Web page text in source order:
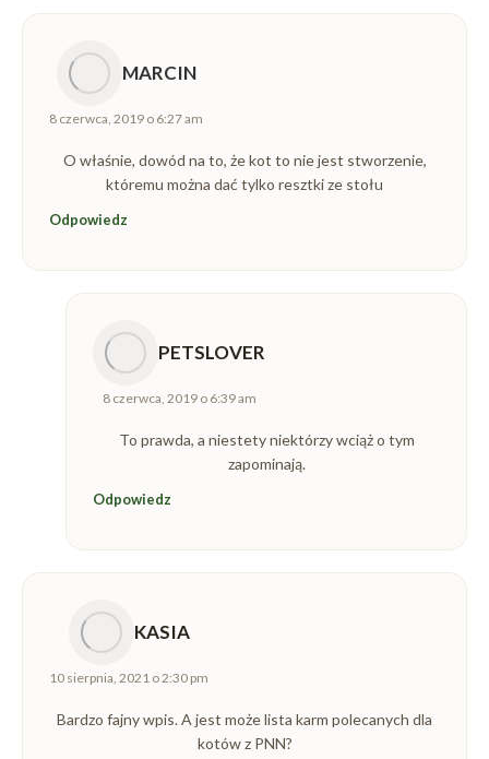
MARCIN
napisał(a):
8 czerwca, 2019 o 6:27 am
O właśnie, dowód na to, że kot to nie jest stworzenie,
któremu można dać tylko resztki ze stołu
Odpowiedz
PETSLOVER
napisał(a):
8 czerwca, 2019 o 6:39 am
To prawda, a niestety niektórzy wciąż o tym
zapominają.
Odpowiedz
KASIA
napisał(a):
10 sierpnia, 2021 o 2:30 pm
Bardzo fajny wpis. A jest może lista karm polecanych dla
kotów z PNN?